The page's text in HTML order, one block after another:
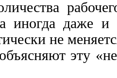
иногда даже и
не
эту